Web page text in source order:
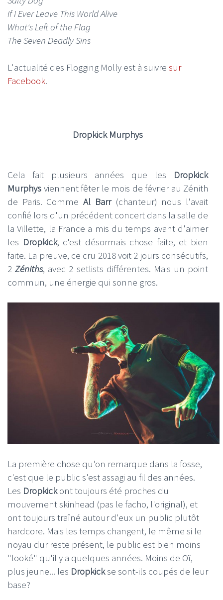
If I Ever Leave This World Alive
What's Left of the Flag
The Seven Deadly Sins
L'actualité des Flogging Molly est à suivre sur
Facebook.
Dropkick Murphys
Cela fait plusieurs années que les Dropkick
Murphys viennent fêter le mois de février au Zénith
de Paris. CommeAl Barr (chanteur) nous l'avait
confié lors d'un précédent concert dans la salle de
la Villette, la France a mis du temps avant d'aimer
les Dropkick, c'est désormais chose faite, et bien
faite. La preuve, ce cru 2018 voit 2 jours consécutifs,
2Zéniths, avec 2 setlists différentes. Mais un point
commun, une énergie qui sonne gros.
La première chose qu'on remarque dans la fosse,
c'est que le public s'est assagi au fil des années.
Les Dropkickont toujours été proches du
mouvement skinhead (pas le facho, l'original), et
ont toujours traîné autour d'eux un public plutôt
hardcore. Mais les temps changent, le même si le
noyau dur reste présent, le public est bien moins
"looké" qu'il y a quelques années. Moins de Oï,
plus jeune... les Dropkickse sont-ils coupés de leur
base?